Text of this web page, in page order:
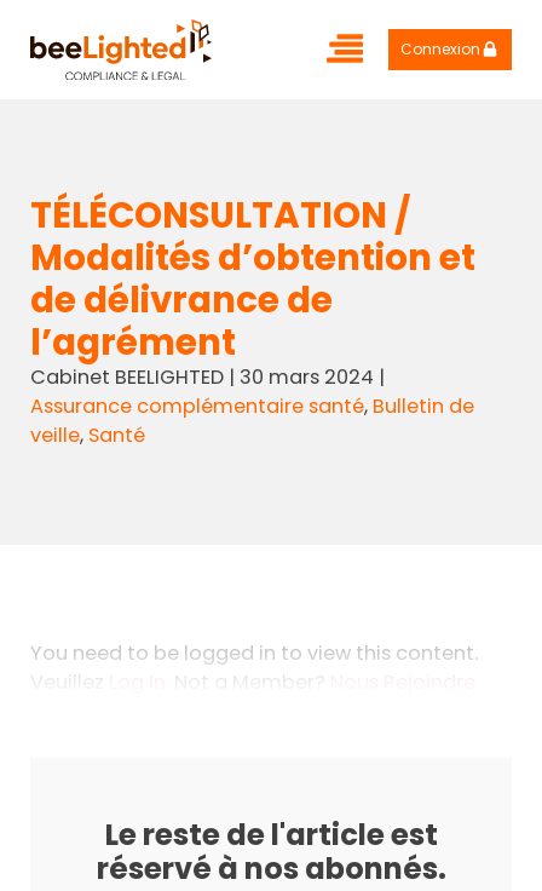
Connexion
TÉLÉCONSULTATION /
Modalités d’obtention et
de délivrance de
l’agrément
Cabinet BEELIGHTED| 30 mars 2024 |
Assurance complémentaire santé, Bulletin de
veille, Santé
You need to be logged in to view this content.
Veuillez
. Not a Member?
Le reste de l'article est
réservé à nos abonnés.